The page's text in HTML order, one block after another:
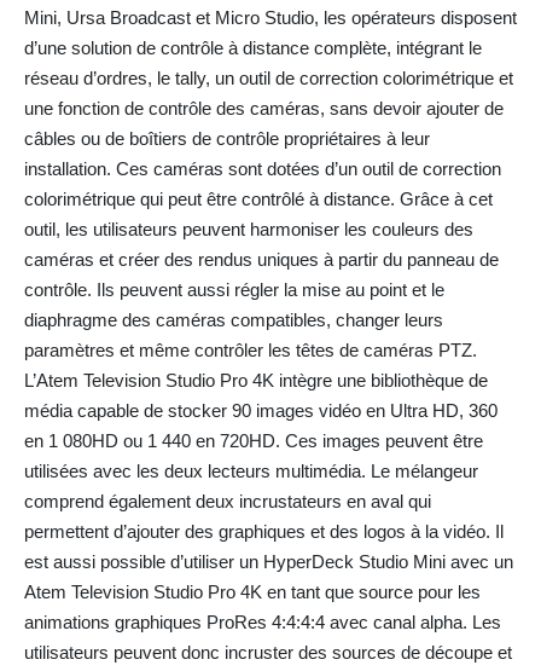
Mini, Ursa Broadcast et Micro Studio, les opérateurs disposent
d’une solution de contrôle à distance complète, intégrant le
réseau d’ordres, le tally, un outil de correction colorimétrique et
une fonction de contrôle des caméras, sans devoir ajouter de
câbles ou de boîtiers de contrôle propriétaires à leur
installation. Ces caméras sont dotées d’un outil de correction
colorimétrique qui peut être contrôlé à distance. Grâce à cet
outil, les utilisateurs peuvent harmoniser les couleurs des
caméras et créer des rendus uniques à partir du panneau de
contrôle. Ils peuvent aussi régler la mise au point et le
diaphragme des caméras compatibles, changer leurs
paramètres et même contrôler les têtes de caméras PTZ.
L’Atem Television Studio Pro 4K intègre une bibliothèque de
média capable de stocker 90 images vidéo en Ultra HD, 360
en 1 080HD ou 1 440 en 720HD. Ces images peuvent être
utilisées avec les deux lecteurs multimédia. Le mélangeur
comprend également deux incrustateurs en aval qui
permettent d’ajouter des graphiques et des logos à la vidéo. Il
est aussi possible d’utiliser un HyperDeck Studio Mini avec un
Atem Television Studio Pro 4K en tant que source pour les
animations graphiques ProRes 4:4:4:4 avec canal alpha. Les
utilisateurs peuvent donc incruster des sources de découpe et